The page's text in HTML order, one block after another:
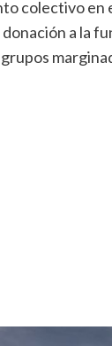
colectivo en
a la